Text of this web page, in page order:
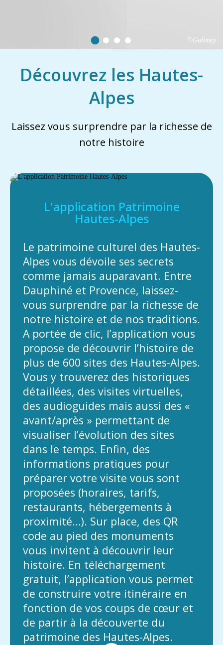
©Galimey
Découvrez les Hautes-
Alpes
Laissez vous surprendre par la richesse de
notre histoire
L'application Patrimoine
Hautes-Alpes
Le patrimoine culturel des Hautes-
Alpes vous dévoile ses secrets
comme jamais auparavant. Entre
Dauphiné et Provence, laissez-
vous surprendre par la richesse de
notre histoire et de nos traditions.
A portée de clic, l’application vous
propose de découvrir l’histoire de
plus de 600 sites des Hautes-Alpes.
Vous y trouverez des historiques
détaillées, des visites virtuelles,
des audioguides mais aussi des «
avant/après » permettant de
visualiser l’évolution des sites
dans le temps. Enfin, des
informations pratiques pour
préparer votre visite vous sont
proposées (horaires, tarifs,
restaurants, hébergements à
proximité…). Sur place, des QR
code au pied des monuments
vous invitent à découvrir leur
histoire. En téléchargement
gratuit, l’application vous permet
de construire votre itinéraire en
fonction de vos coups de cœur et
de partir à la découverte du
patrimoine des Hautes-Alpes.